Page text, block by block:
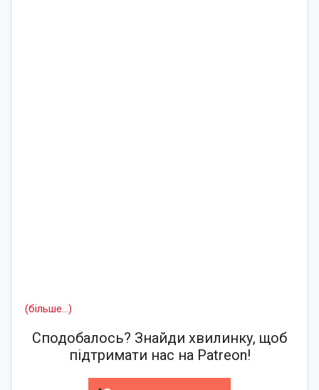
(більше…)
Сподобалось? Знайди хвилинку, щоб
підтримати нас на Patreon!